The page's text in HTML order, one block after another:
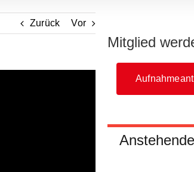
Zurück Vor
Mitglied